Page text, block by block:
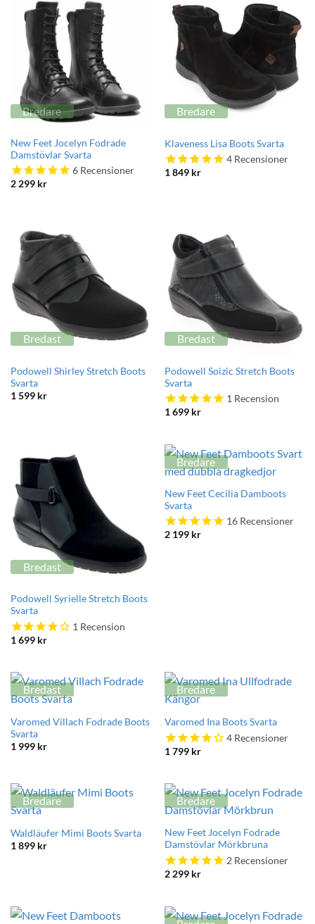
Bredare
New Feet Jocelyn Fodrade
Damstövlar Svarta
6Recensioner
2 299 kr
Bredare
Klaveness Lisa Boots Svarta
4Recensioner
1 849 kr
Bredast
Podowell Shirley Stretch Boots
Svarta
1 599 kr
Bredast
Podowell Soizic Stretch Boots
Svarta
1 Recension
1 699 kr
Bredast
Podowell Syrielle Stretch Boots
Svarta
1 Recension
1 699 kr
Bredare
New Feet Cecilia Damboots
Svarta
16Recensioner
2 199 kr
Bredast
Varomed Villach Fodrade Boots
Svarta
1 999 kr
Bredare
Varomed Ina Boots Svarta
4Recensioner
1 799 kr
Bredare
Waldläufer Mimi Boots Svarta
1 899 kr
Bredare
New Feet Jocelyn Fodrade
Damstövlar Mörkbruna
2Recensioner
2 299 kr